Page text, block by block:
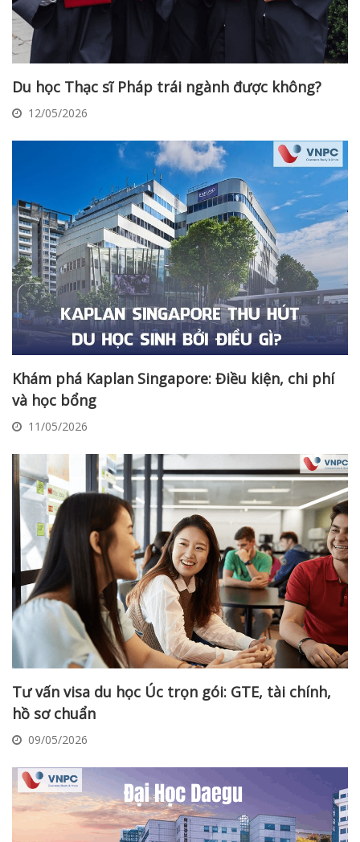
Du học Thạc sĩ Pháp trái ngành được không?
12/05/2026
Khám phá Kaplan Singapore: Điều kiện, chi phí
và học bổng
11/05/2026
Tư vấn visa du học Úc trọn gói: GTE, tài chính,
hồ sơ chuẩn
09/05/2026